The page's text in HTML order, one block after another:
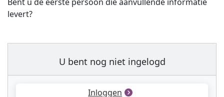
levert?
U bent nog niet ingelogd
Inloggen